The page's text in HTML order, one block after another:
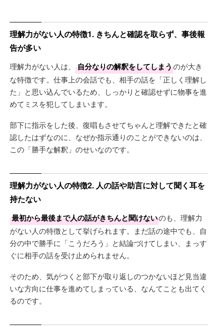
理解力がない人の特徴1. きちんと確認を取らず、事後報
告が多い
理解力がない人は、 自分なりの解釈をしてしまうのが大き
な特徴です。仕事上の会話でも、相手の話を「正しく理解し
た」と思い込んでいるため、しっかりと確認せずに物事を進
めてミスを犯してしまいます。
部下に指示をした後、復唱もさせてちゃんと理解できたと確
認したはずなのに、なぜか指示通りのことができないのは、
この「勝手な解釈」のせいなのです。
理解力がない人の特徴2. 人の話や助言に対して聞く耳を
持たない
最初から最後まで人の話がきちんと聞けないのも、理解力
がない人の特徴として挙げられます。まだ話の途中でも、自
分の中で勝手に「こうだろう」と結論づけてしまい、まっす
ぐに相手の話を受け止められません。
そのため、気がつくと部下が取り返しのつかないほど見当違
いな方向に仕事を進めてしまっている、なんてことも出てく
るのです。